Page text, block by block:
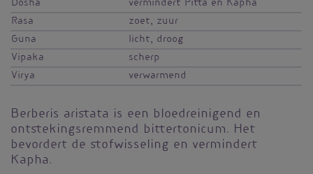
Dosha
vermindert Pitta en Kapha
Rasa
zoet, zuur
Guna
licht, droog
Vipaka
scherp
Virya
verwarmend
Berberis aristata is een bloedreinigend en
ontstekingsremmend bittertonicum. Het
bevordert de stofwisseling en vermindert
Kapha.